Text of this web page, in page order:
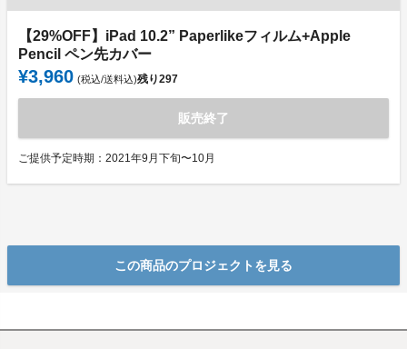
【29%OFF】iPad 10.2” Paperlikeフィルム+Apple
Pencil ペン先カバー
¥3,960 (税込/送料込)残り297
販売終了
ご提供予定時期：2021年9月下旬〜10月
この商品のプロジェクトを見る